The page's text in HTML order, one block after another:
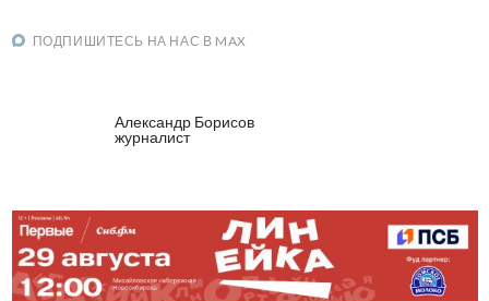
ПОДПИШИТЕСЬ НА НАС В MAX
Александр Борисов
журналист